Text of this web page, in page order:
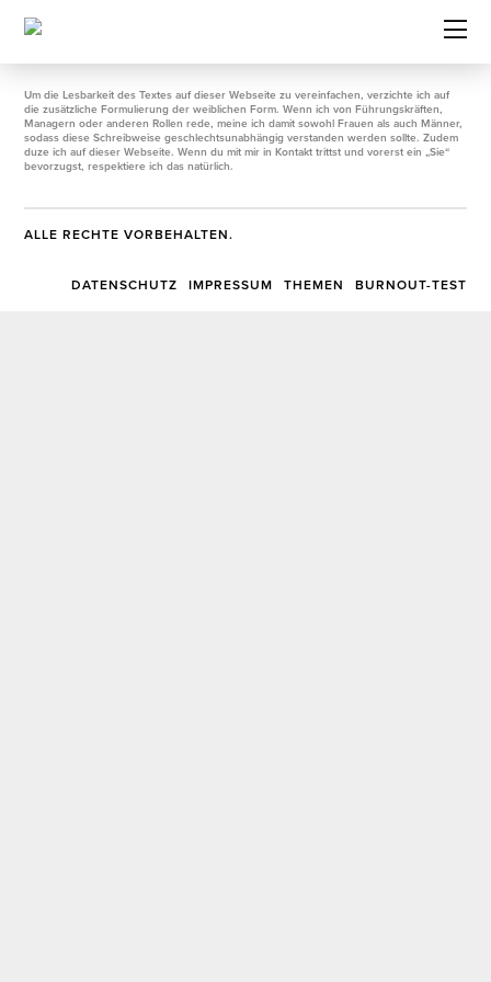
Um die Lesbarkeit des Textes auf dieser Webseite zu vereinfachen, verzichte ich auf
die zusätzliche Formulierung der weiblichen Form. Wenn ich von Führungskräften,
Managern oder anderen Rollen rede, meine ich damit sowohl Frauen als auch Männer,
sodass diese Schreibweise geschlechtsunabhängig verstanden werden sollte. Zudem
duze ich auf dieser Webseite. Wenn du mit mir in Kontakt trittst und vorerst ein „Sie“
bevorzugst, respektiere ich das natürlich.
ALLE RECHTE VORBEHALTEN.
DATENSCHUTZ IMPRESSUM THEMEN BURNOUT-TEST